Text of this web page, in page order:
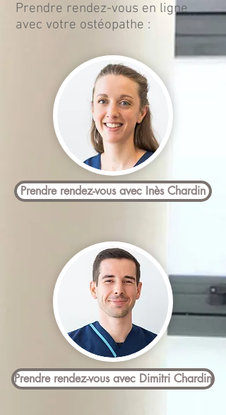
Prendre rendez-vous en ligne
avec votre ostéopathe :
Prendre rendez-vous avec Inès Chardin
Prendre rendez-vous avec Dimitri Chardin